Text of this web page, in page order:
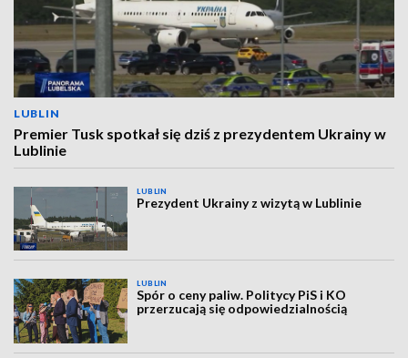
LUBLIN
Premier Tusk spotkał się dziś z prezydentem Ukrainy w
Lublinie
LUBLIN
Prezydent Ukrainy z wizytą w Lublinie
LUBLIN
Spór o ceny paliw. Politycy PiS i KO
przerzucają się odpowiedzialnością